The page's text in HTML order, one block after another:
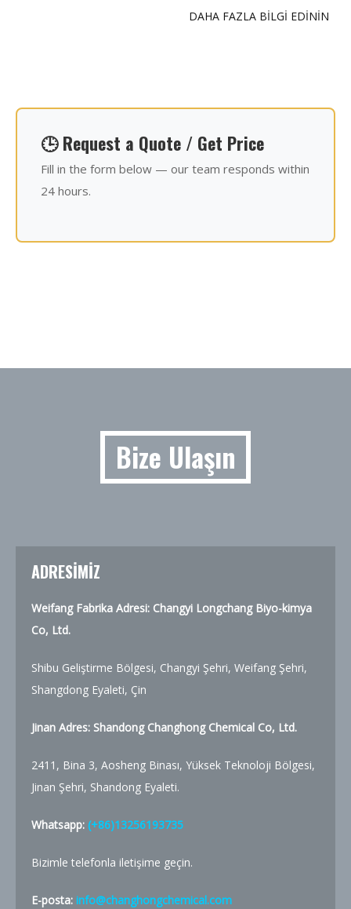
DAHA FAZLA BILGI EDININ
🕒 Request a Quote / Get Price
Fill in the form below — our team responds within
24 hours.
Bize Ulaşın
ADRESİMİZ
Weifang Fabrika Adresi: Changyi Longchang Biyo-kimya
Co, Ltd.
Shibu Geliştirme Bölgesi, Changyi Şehri, Weifang Şehri,
Shangdong Eyaleti, Çin
Jinan Adres: Shandong Changhong Chemical Co, Ltd.
2411, Bina 3, Aosheng Binası, Yüksek Teknoloji Bölgesi,
Jinan Şehri, Shandong Eyaleti.
Whatsapp: (+86)13256193735
Bizimle telefonla iletişime geçin.
E-posta: info@changhongchemical.com